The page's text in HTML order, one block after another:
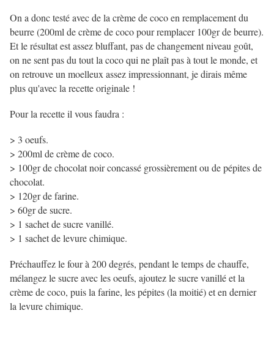
On a donc testé avec de la crème de coco en remplacement du
beurre (200ml de crème de coco pour remplacer 100gr de beurre).
Et le résultat est assez bluffant, pas de changement niveau goût,
on ne sent pas du tout la coco qui ne plaît pas à tout le monde, et
on retrouve un moelleux assez impressionnant, je dirais même
plus qu'avec la recette originale !
Pour la recette il vous faudra :
> 3 oeufs.
> 200ml de crème de coco.
> 100gr de chocolat noir concassé grossièrement ou de pépites de
chocolat.
> 120gr de farine.
> 60gr de sucre.
> 1 sachet de sucre vanillé.
> 1 sachet de levure chimique.
Préchauffez le four à 200 degrés, pendant le temps de chauffe,
mélangez le sucre avec les oeufs, ajoutez le sucre vanillé et la
crème de coco, puis la farine, les pépites (la moitié) et en dernier
la levure chimique.